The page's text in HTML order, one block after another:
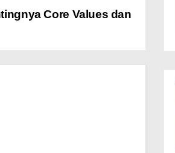
Core Values dan